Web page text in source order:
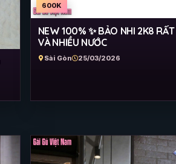
600K
NEW 100% ✨ BẢO NHI 2K8
VÀ NHIỀU NƯỚC
Sài Gòn 25/03/2026